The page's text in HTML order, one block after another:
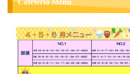
Cafeteria Menu